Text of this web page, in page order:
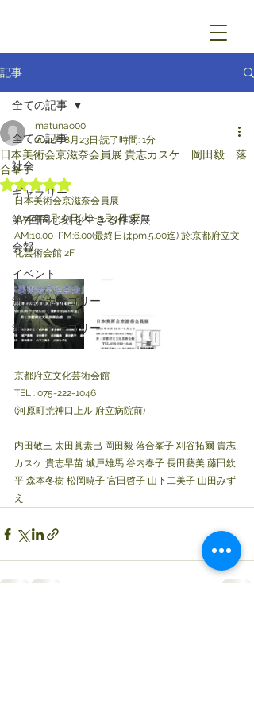
記事
全ての記事
社会
ギャラリー
第7回同じ刻を生きる作家展
会報
イベント
無題のカテゴリー
無題のカテゴリー
全ての記事
日本美術会京滋奈会員展 貴志カスケ 岡田毅 落
合峯子
matunao00
2022年8月23日 読了時間: 1分
5つ星のうちNaNと評価されています。
日本美術会京滋奈会員展
2022年8月30日(火)~9月4日 (日)
AM:10.00~PM:6.00(最終日はpm.5.00迄) 於:京都府立文
化芸術会館 2F
京都府立文化芸術会館
TEL : 075-222-1046
(河原町荒神口上ル 府立病院前)
内田敬三 太田眞素巳 岡田毅 落合峯子 刈谷拓爾 貴志
カスケ 貴志早苗 城戸雄馬 谷内春子 長田藝美 藤田欽
平 森本冬樹 松岡暁子 宮田啓子 山下二美子 山田みず
え